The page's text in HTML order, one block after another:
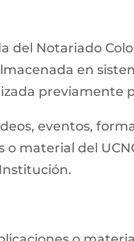
del Notariado
en
previamente
eventos,
material del